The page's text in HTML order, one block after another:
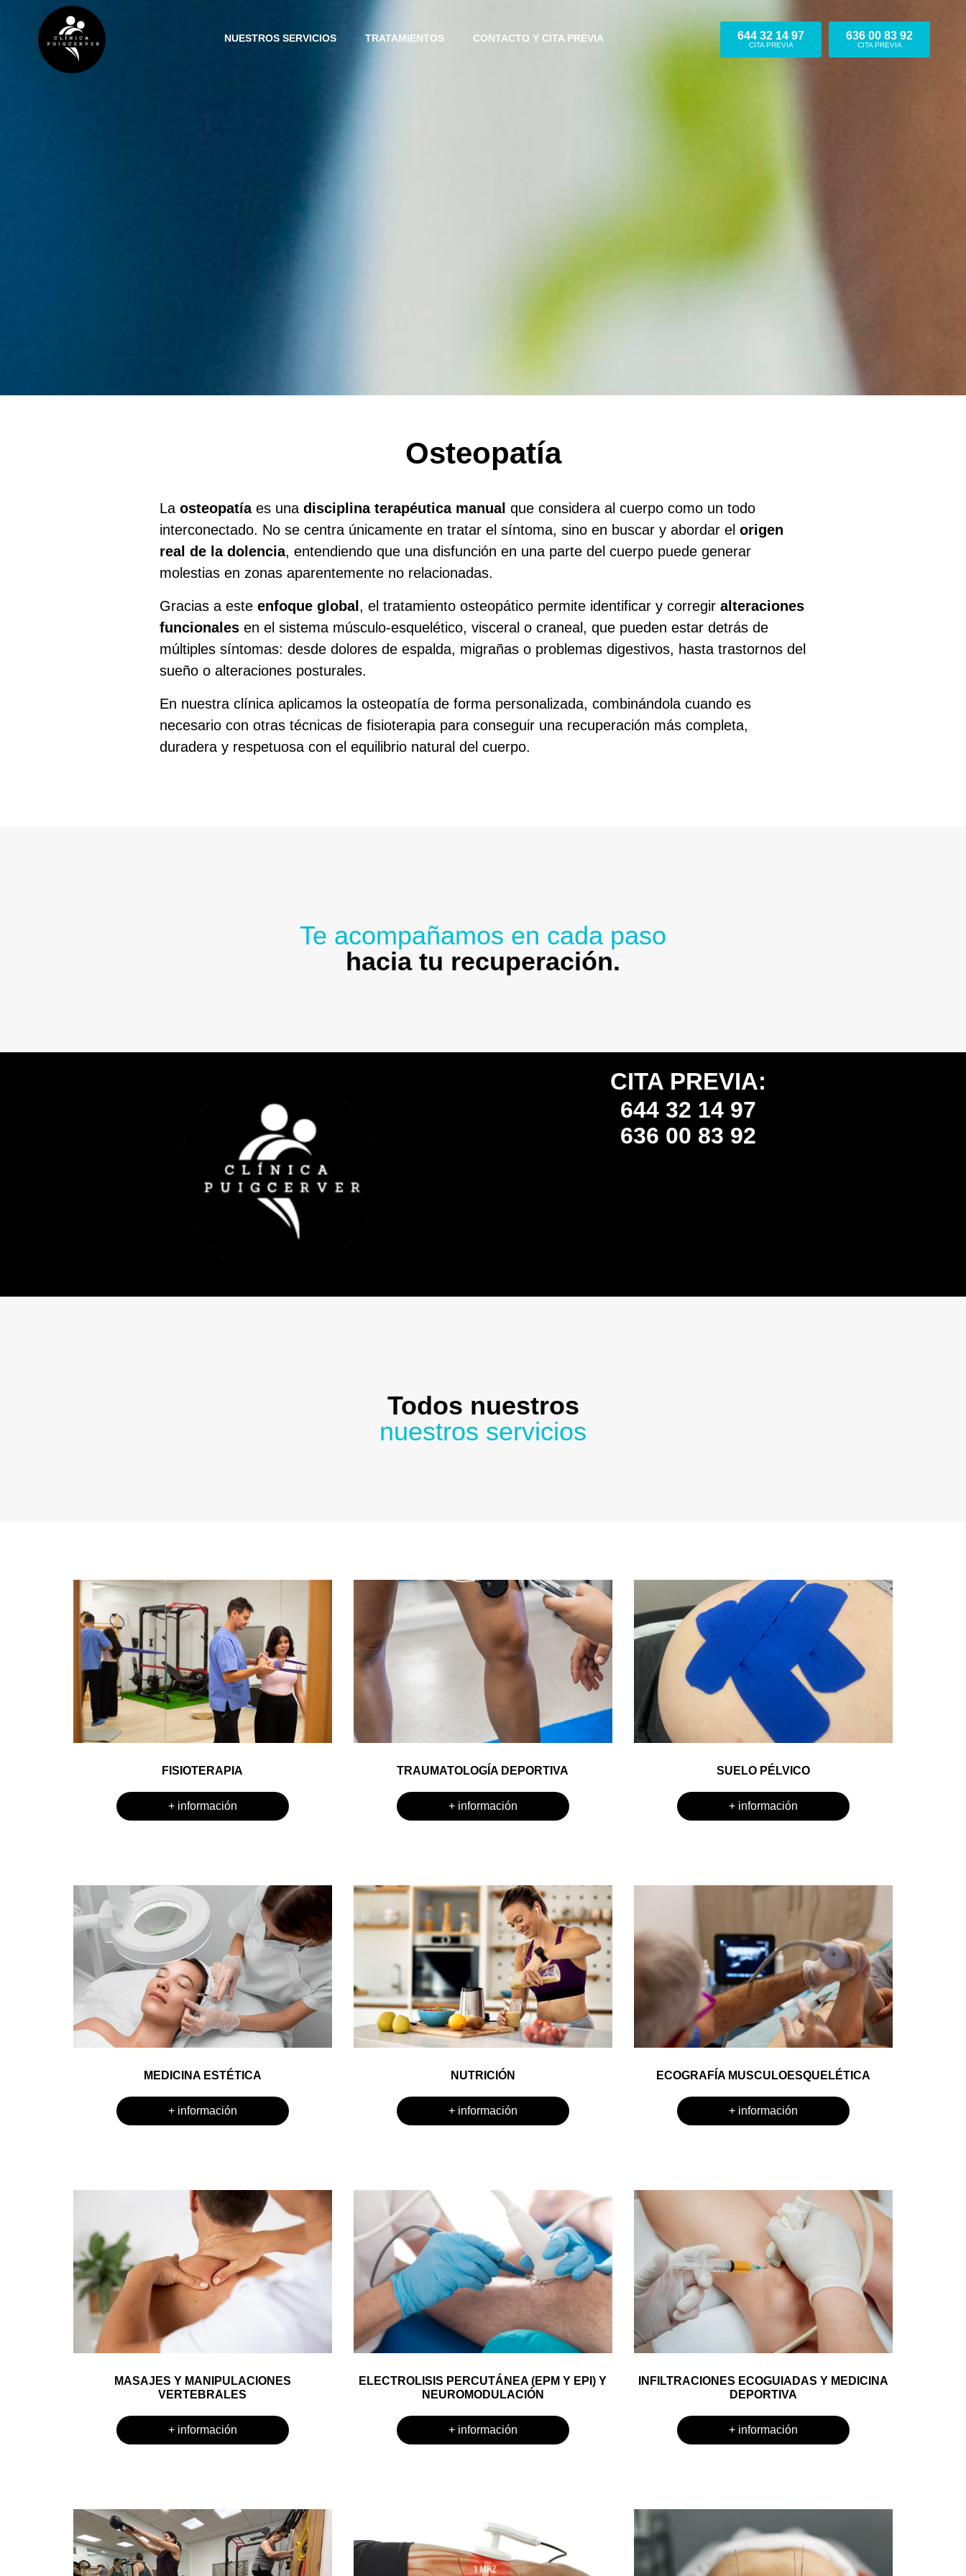
NUESTROS SERVICIOS TRATAMIENTOS CONTACTO Y CITA PREVIA 644 32 14 97
CITA PREVIA
636 00 83 92
CITA PREVIA
Osteopatía
La osteopatíaes una disciplina terapéutica manual que considera al cuerpo como un todo
interconectado. No se centra únicamente en tratar el síntoma, sino en buscar y abordar el origen
real de la dolencia, entendiendo que una disfunción en una parte del cuerpo puede generar
molestias en zonas aparentemente no relacionadas.
Gracias a este enfoque global , el tratamiento osteopático permite identificar y corregir alteraciones
funcionales en el sistema músculo-esquelético, visceral o craneal, que pueden estar detrás de
múltiples síntomas: desde dolores de espalda, migrañas o problemas digestivos, hasta trastornos del
sueño o alteraciones posturales.
En nuestra clínica aplicamos la osteopatía de forma personalizada, combinándola cuando es
necesario con otras técnicas de fisioterapia para conseguir una recuperación más completa,
duradera y respetuosa con el equilibrio natural del cuerpo.
Te acompañamos en cada paso
hacia tu recuperación.
CITA PREVIA:
644 32 14 97
636 00 83 92
Todos nuestros
nuestros servicios
FISIOTERAPIA
+ información
TRAUMATOLOGÍA DEPORTIVA
+ información
SUELO PÉLVICO
+ información
MEDICINA ESTÉTICA
+ información
NUTRICIÓN
+ información
ECOGRAFÍA MUSCULOESQUELÉTICA
+ información
MASAJES Y MANIPULACIONES
VERTEBRALES
+ información
ELECTROLISIS PERCUTÁNEA (EPM Y EPI) Y
NEUROMODULACIÓN
+ información
INFILTRACIONES ECOGUIADAS Y MEDICINA
DEPORTIVA
+ información